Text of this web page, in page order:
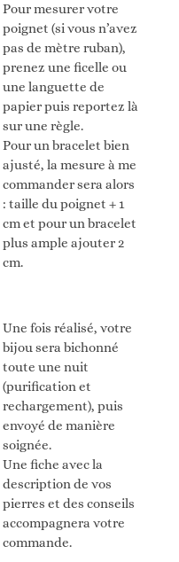
Pour mesurer votre
poignet (si vous n’avez
pas de mètre ruban),
prenez une ficelle ou
une languette de
papier puis reportez là
sur une règle.
Pour un bracelet bien
ajusté, la mesure à me
commander sera alors
: taille du poignet + 1
cm et pour un bracelet
plus ample ajouter 2
cm.
Une fois réalisé, votre
bijou sera bichonné
toute une nuit
(purification et
rechargement), puis
envoyé de manière
soignée.
Une fiche avec la
description de vos
pierres et des conseils
accompagnera votre
commande.